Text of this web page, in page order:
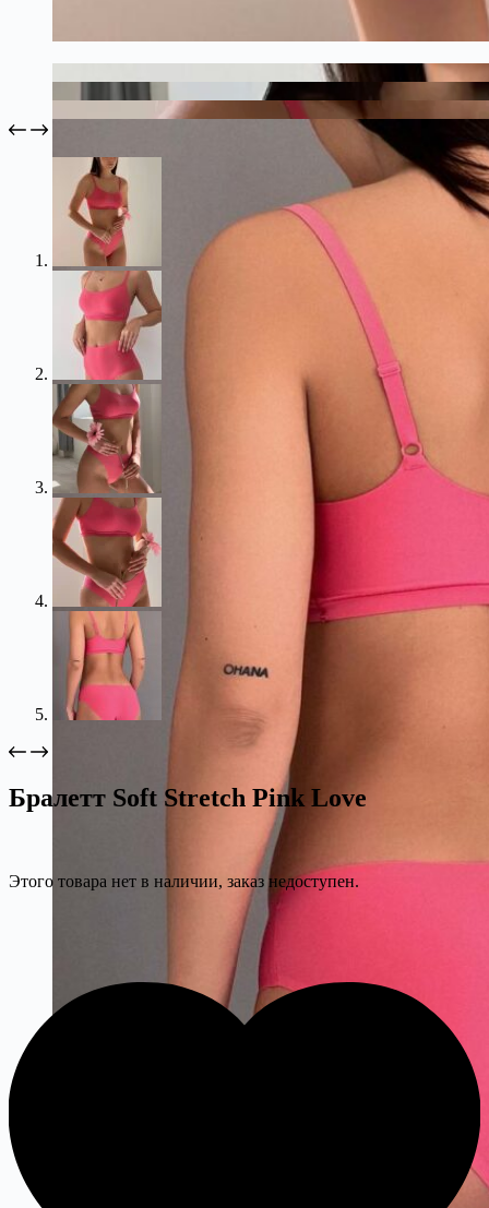
Бралетт Soft Stretch Pink Love
Этого товара нет в наличии, заказ недоступен.